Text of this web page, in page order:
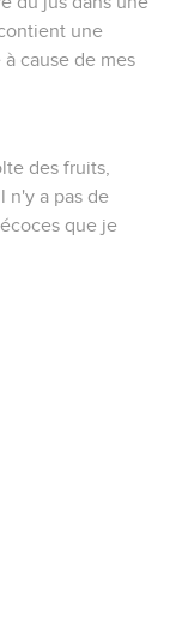
une
cause de mes
des fruits,
n'y a pas de
que je